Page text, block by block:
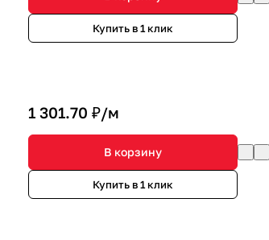
Купить в 1 клик
1 301.70 ₽/м
В корзину
Купить в 1 клик